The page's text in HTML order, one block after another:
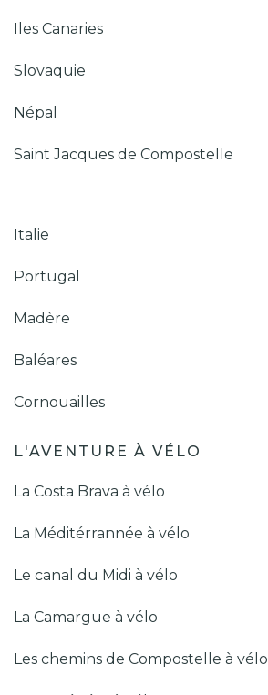
Iles Canaries
Slovaquie
Népal
Saint Jacques de Compostelle
Italie
Portugal
Madère
Baléares
Cornouailles
L'AVENTURE À VÉLO
La Costa Brava à vélo
La Méditérrannée à vélo
Le canal du Midi à vélo
La Camargue à vélo
Les chemins de Compostelle à vélo